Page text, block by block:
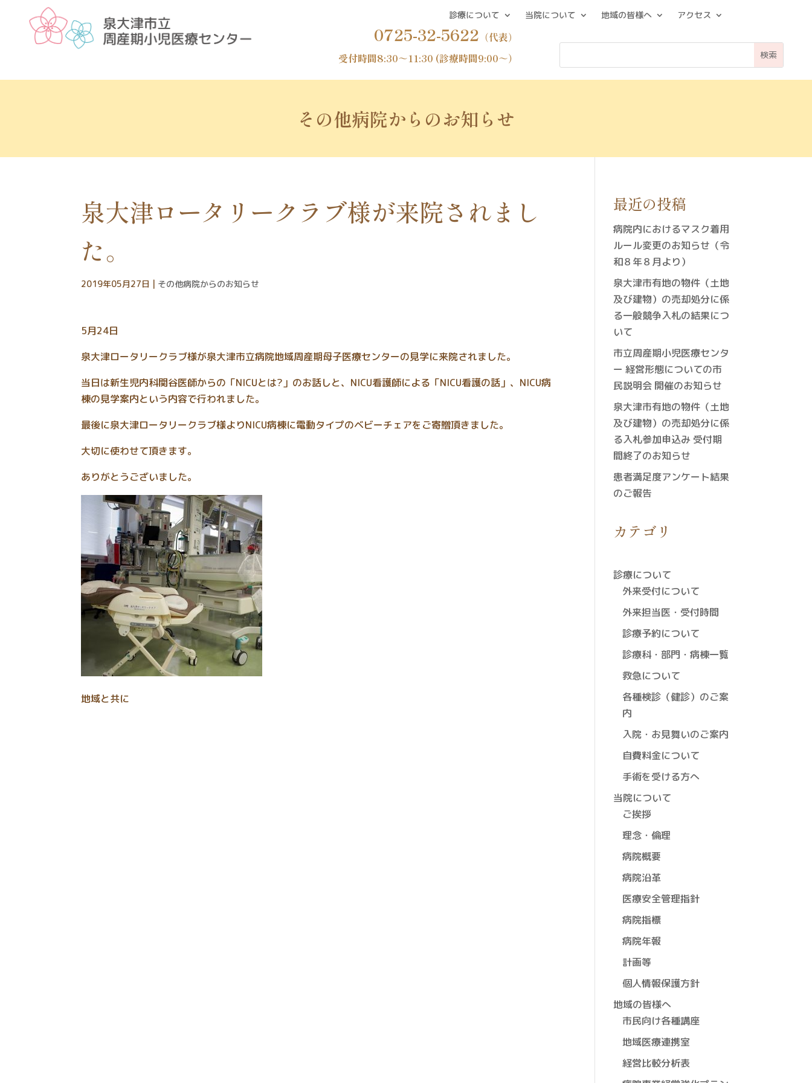
診療について 当院について 地域の皆様へ アクセス
0725-32-5622 （代表）
受付時間8:30～11:30 (診療時間9:00～）
その他病院からのお知らせ
泉大津ロータリークラブ様が来院されまし
た。
2019年05月27日 | その他病院からのお知らせ
5月24日
泉大津ロータリークラブ様が泉大津市立病院地域周産期母子医療センターの見学に来院されました。
当日は新生児内科関谷医師からの「NICUとは?」のお話しと、NICU看護師による「NICU看護の話」、NICU病
棟の見学案内という内容で行われました。
最後に泉大津ロータリークラブ様よりNICU病棟に電動タイプのベビーチェアをご寄贈頂きました。
大切に使わせて頂きます。
ありがとうございました。
地域と共に
最近の投稿
病院内におけるマスク着用
ルール変更のお知らせ（令
和８年８月より）
泉大津市有地の物件（土地
及び建物）の売却処分に係
る一般競争入札の結果につ
いて
市立周産期小児医療センタ
ー 経営形態についての市
民説明会 開催のお知らせ
泉大津市有地の物件（土地
及び建物）の売却処分に係
る入札参加申込み 受付期
間終了のお知らせ
患者満足度アンケート結果
のご報告
カテゴリ
診療について
外来受付について
外来担当医・受付時間
診療予約について
診療科・部門・病棟一覧
救急について
各種検診（健診）のご案
内
入院・お見舞いのご案内
自費料金について
手術を受ける方へ
当院について
ご挨拶
理念・倫理
病院概要
病院沿革
医療安全管理指針
病院指標
病院年報
計画等
個人情報保護方針
地域の皆様へ
市民向け各種講座
地域医療連携室
経営比較分析表